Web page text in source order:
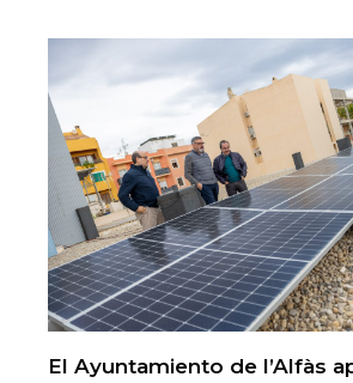
El Ayuntamiento de l’Alfàs